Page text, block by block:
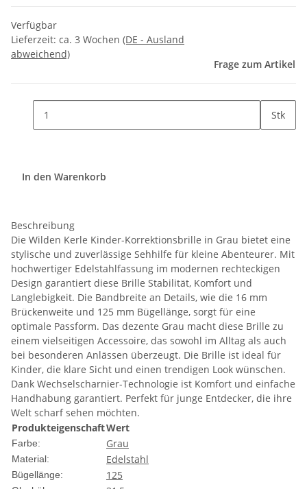
Verfügbar
Lieferzeit: ca. 3 Wochen (DE - Ausland
abweichend)
Frage zum Artikel
Stk
In den Warenkorb
Beschreibung
Die Wilden Kerle Kinder-Korrektionsbrille in Grau bietet eine
stylische und zuverlässige Sehhilfe für kleine Abenteurer. Mit
hochwertiger Edelstahlfassung im modernen rechteckigen
Design garantiert diese Brille Stabilität, Komfort und
Langlebigkeit. Die Bandbreite an Details, wie die 16 mm
Brückenweite und 125 mm Bügellänge, sorgt für eine
optimale Passform. Das dezente Grau macht diese Brille zu
einem vielseitigen Accessoire, das sowohl im Alltag als auch
bei besonderen Anlässen überzeugt. Die Brille ist ideal für
Kinder, die klare Sicht und einen trendigen Look wünschen.
Dank Wechselscharnier-Technologie ist Komfort und einfache
Handhabung garantiert. Perfekt für junge Entdecker, die ihre
Welt scharf sehen möchten.
ProdukteigenschaftWert
Farbe: Grau
Material: Edelstahl
Bügellänge: 125